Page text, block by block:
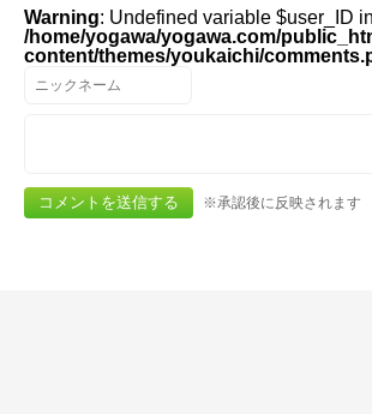
Warning: Undefined variable $user_ID in
/home/yogawa/yogawa.com/
content/themes/youkaichi/
※承認後に反映されます